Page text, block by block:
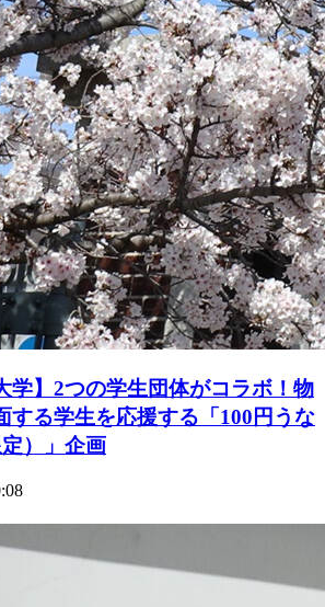
学】2つの学生団体がコラボ！物
する学生を応援する「100円うな
）」企画